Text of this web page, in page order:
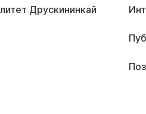
Друскининкай